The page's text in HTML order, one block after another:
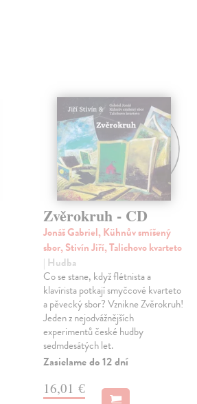
Zvěrokruh - CD
Jonáš Gabriel, Kühnův smíšený
sbor, Stivín Jiří, Talichovo kvarteto
| Hudba
Co se stane, když flétnista a
klavírista potkají smyčcové kvarteto
a pěvecký sbor? Vznikne Zvěrokruh!
Jeden z nejodvážnějších
experimentů české hudby
sedmdesátých let.
Zasielame do 12 dní
16,01 €